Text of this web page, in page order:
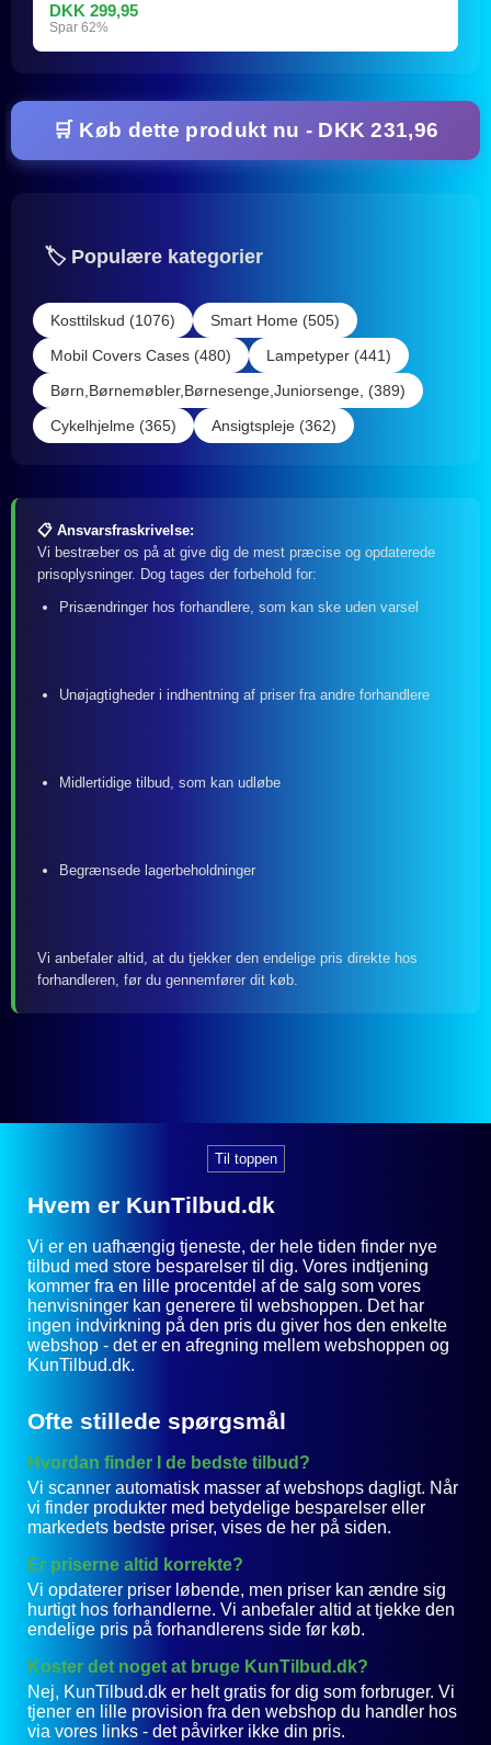
DKK 299,95
Spar 62%
🛒 Køb dette produkt nu - DKK 231,96
🏷️ Populære kategorier
Kosttilskud (1076)
Smart Home (505)
Mobil Covers Cases (480)
Lampetyper (441)
Børn,Børnemøbler,Børnesenge,Juniorsenge, (389)
Cykelhjelme (365)
Ansigtspleje (362)
📋 Ansvarsfraskrivelse:
Vi bestræber os på at give dig de mest præcise og opdaterede
prisoplysninger. Dog tages der forbehold for:
Prisændringer hos forhandlere, som kan ske uden varsel
Unøjagtigheder i indhentning af priser fra andre forhandlere
Midlertidige tilbud, som kan udløbe
Begrænsede lagerbeholdninger
Vi anbefaler altid, at du tjekker den endelige pris direkte hos
forhandleren, før du gennemfører dit køb.
Til toppen
Hvem er KunTilbud.dk
Vi er en uafhængig tjeneste, der hele tiden finder nye
tilbud med store besparelser til dig. Vores indtjening
kommer fra en lille procentdel af de salg som vores
henvisninger kan generere til webshoppen. Det har
ingen indvirkning på den pris du giver hos den enkelte
webshop - det er en afregning mellem webshoppen og
KunTilbud.dk.
Ofte stillede spørgsmål
Hvordan finder I de bedste tilbud?
Vi scanner automatisk masser af webshops dagligt. Når
vi finder produkter med betydelige besparelser eller
markedets bedste priser, vises de her på siden.
Er priserne altid korrekte?
Vi opdaterer priser løbende, men priser kan ændre sig
hurtigt hos forhandlerne. Vi anbefaler altid at tjekke den
endelige pris på forhandlerens side før køb.
Koster det noget at bruge KunTilbud.dk?
Nej, KunTilbud.dk er helt gratis for dig som forbruger. Vi
tjener en lille provision fra den webshop du handler hos
via vores links - det påvirker ikke din pris.